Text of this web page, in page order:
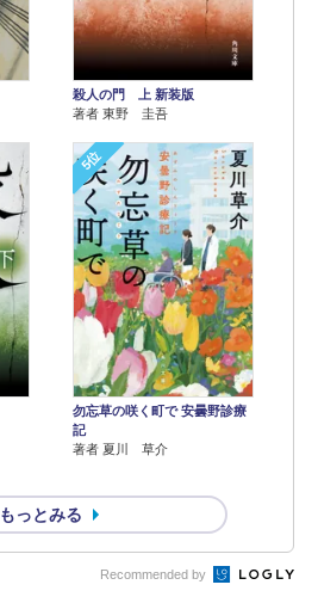
殺人の門 上 新装版
著者 東野 圭吾
5位
勿忘草の咲く町で 安曇野診療
記
著者 夏川 草介
もっとみる
Recommended by